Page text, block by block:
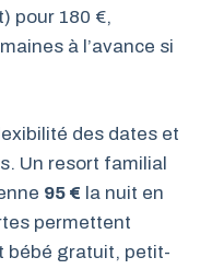
pour 180 €,
à l’avance si
des dates et
Un resort familial
95 € la nuit en
permettent
bébé gratuit, petit-